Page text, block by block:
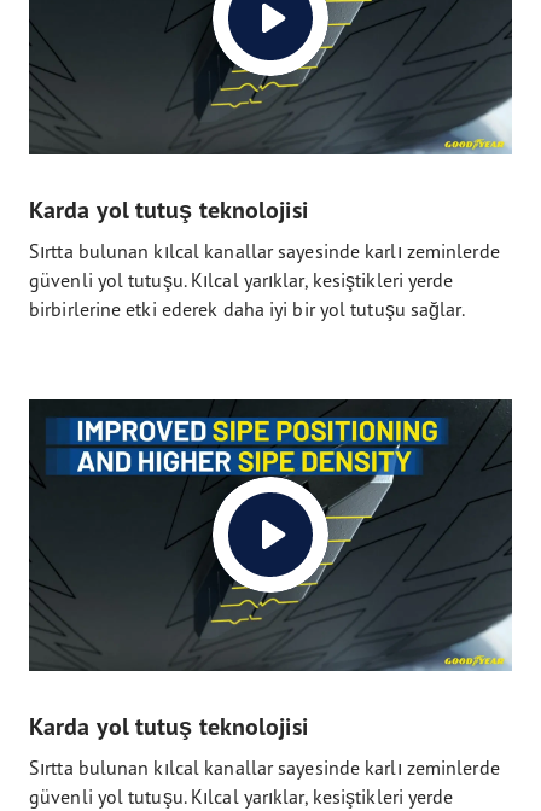
Karda yol tutuş teknolojisi
Sırtta bulunan kılcal kanallar sayesinde karlı zeminlerde
güvenli yol tutuşu. Kılcal yarıklar, kesiştikleri yerde
birbirlerine etki ederek daha iyi bir yol tutuşu sağlar.
Karda yol tutuş teknolojisi
Sırtta bulunan kılcal kanallar sayesinde karlı zeminlerde
güvenli yol tutuşu. Kılcal yarıklar, kesiştikleri yerde